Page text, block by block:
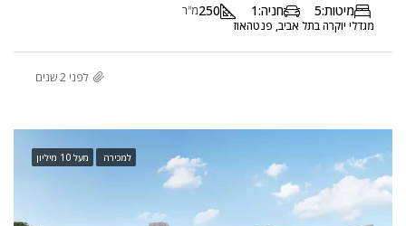
מיטות:5 חניה:1
250מ"ר
מגדלי יוקרה בתל אביב, פנטהאוז
לפני 2 שנים
למכירה מעל 10 מיליון